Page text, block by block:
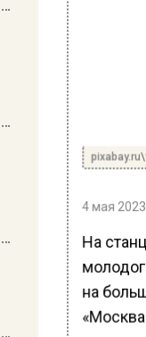
4 мая
На
на